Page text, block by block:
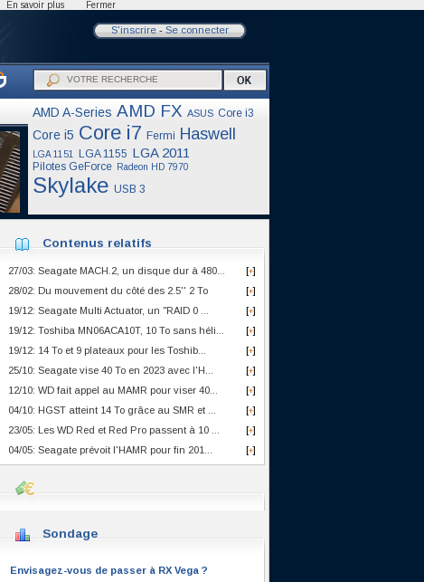
S'inscrire- Se connecter
AMD A-Series AMD FX ASUS Core i3
Core i5 Core i7 Fermi Haswell
LGA 1151 LGA 1155 LGA 2011
Pilotes GeForce Radeon HD 7970
Skylake USB 3
Contenus relatifs
[+]
27/03: Seagate MACH.2, un disque dur à 480...
[+]
28/02: Du mouvement du côté des 2.5'' 2 To
[+]
19/12: Seagate Multi Actuator, un "RAID 0 ...
[+]
19/12: Toshiba MN06ACA10T, 10 To sans héli...
[+]
19/12: 14 To et 9 plateaux pour les Toshib...
[+]
25/10: Seagate vise 40 To en 2023 avec l'H...
[+]
12/10: WD fait appel au MAMR pour viser 40...
[+]
04/10: HGST atteint 14 To grâce au SMR et ...
[+]
23/05: Les WD Red et Red Pro passent à 10 ...
[+]
04/05: Seagate prévoit l'HAMR pour fin 201...
Sondage
Envisagez-vous de passer à RX Vega ?
En savoir plus Fermer